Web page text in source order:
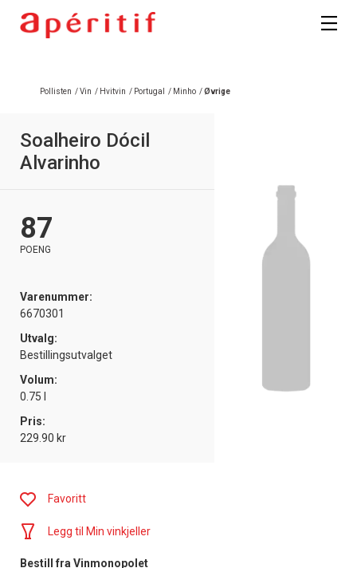
Pollisten /Vin / Hvitvin / Portugal / Minho /Øvrige
Soalheiro Dócil
Alvarinho
87
POENG
Varenummer:
6670301
Utvalg:
Bestillingsutvalget
Volum:
0.75 l
Pris:
229.90 kr
Favoritt
Legg til Min vinkjeller
Bestill fra Vinmonopolet